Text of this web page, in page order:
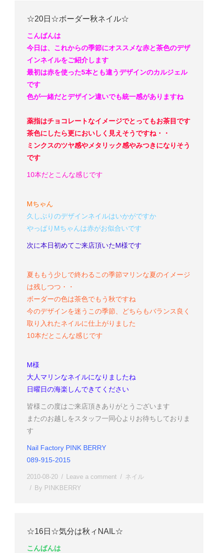
☆20日☆ボーダー秋ネイル☆
こんばんは
今日は、これからの季節にオススメな赤と茶色のデザ
インネイルをご紹介します
最初は赤を使った5本とも違うデザインのカルジェル
です
色が一緒だとデザイン違いでも統一感がありますね
薬指はチョコレートなイメージでとってもお茶目です
茶色にしたら更においしく見えそうですね・・
ミンクスのツヤ感やメタリック感やみつきになりそう
です
10本だとこんな感じです
Mちゃん
久しぶりのデザインネイルはいかがですか
やっぱりMちゃんは赤がお似合いです
次に本日初めてご来店頂いたM様です
夏ももう少しで終わるこの季節マリンな夏のイメージ
は残しつつ・・
ボーダーの色は茶色でもう秋ですね
今のデザインを迷うこの季節、どちらもバランス良く
取り入れたネイルに仕上がりました
10本だとこんな感じです
M様
大人マリンなネイルになりましたね
日曜日の海楽しんできてください
皆様この度はご来店頂きありがとうございます
またのお越しをスタッフ一同心よりお待ちしておりま
す
Nail Factory PINK BERRY
089-915-2015
2010-08-20 Leave a comment
ネイル
By PINKBERRY
☆16日☆気分は秋ィNAIL☆
こんばんは